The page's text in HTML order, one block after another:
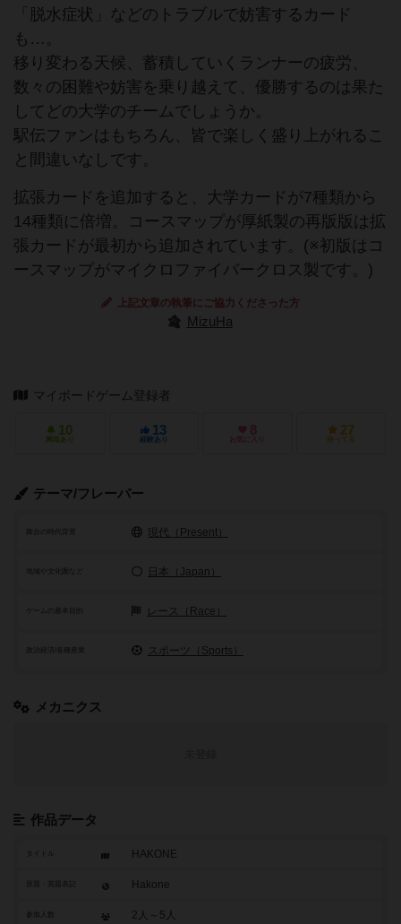
「脱水症状」などのトラブルで妨害するカード
も…。
移り変わる天候、蓄積していくランナーの疲労、
数々の困難や妨害を乗り越えて、優勝するのは果た
してどの大学のチームでしょうか。
駅伝ファンはもちろん、皆で楽しく盛り上がれるこ
と間違いなしです。
拡張カードを追加すると、大学カードが7種類から
14種類に倍増。コースマップが厚紙製の再版版は拡
張カードが最初から追加されています。(※初版はコ
ースマップがマイクロファイバークロス製です。)
上記文章の執筆にご協力くださった方
MizuHa
マイボードゲーム登録者
10
興味あり
13
経験あり
8
お気に入り
27
持ってる
テーマ/フレーバー
舞台の時代背景 現代（Present）
地域や文化圏など 日本（Japan）
ゲームの基本目的 レース（Race）
政治経済/各種産業 スポーツ（Sports）
メカニクス
作品データ
タイトル HAKONE
Hakone
参加人数 2人～5人